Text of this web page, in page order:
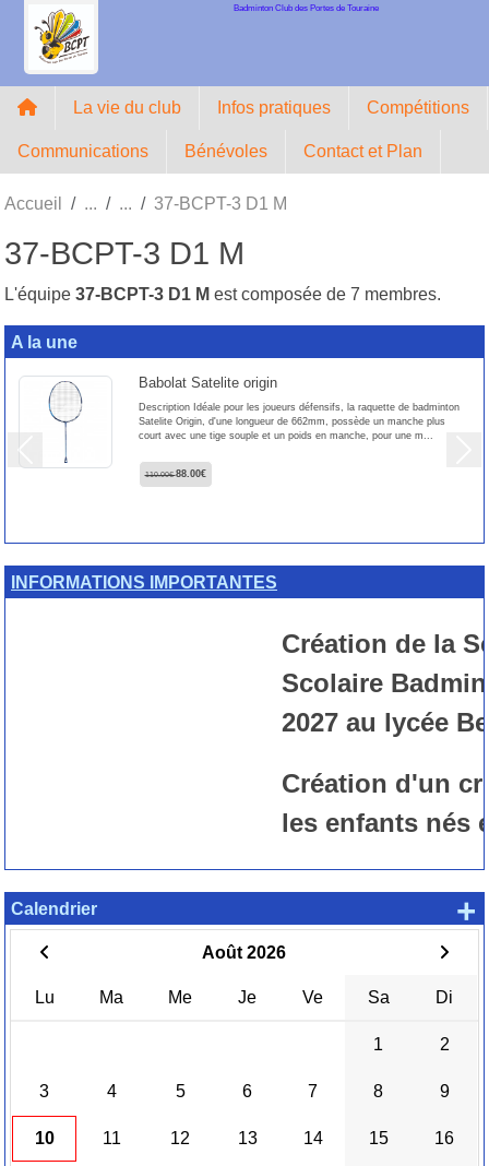
Badminton Club des Portes de Touraine
La vie du club Infos pratiques Compétitions
Communications Bénévoles Contact et Plan
Accueil 37-BCPT-3 D1 M
37-BCPT-3 D1 M
L'équipe 37-BCPT-3 D1 M est composée de 7 membres.
A la une
Babolat Satelite origin
Description Idéale pour les joueurs défensifs, la raquette de badminton
Satelite Origin, d'une longueur de 662mm, possède un manche plus
court avec une tige souple et un poids en manche, pour une m...
110.00€88.00€
Previous
INFORMATIONS IMPORTANTES
Création de la
Scolaire
2027 au lycée
Création d'un
les enfants nés
Calendrier
Août 2026
Lu Ma Me Je Ve Sa Di
1 2
3 4 5 6 7 8 9
10 11 12 13 14 15 16
+
Panneau de gestion des cookies